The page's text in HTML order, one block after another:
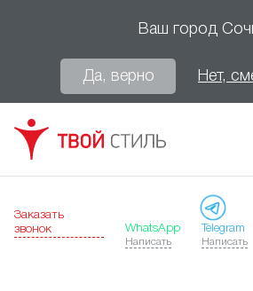
Ваш город
Да, верно Нет,
Заказать
звонок
WhatsApp
Написать
Telegram
Написать